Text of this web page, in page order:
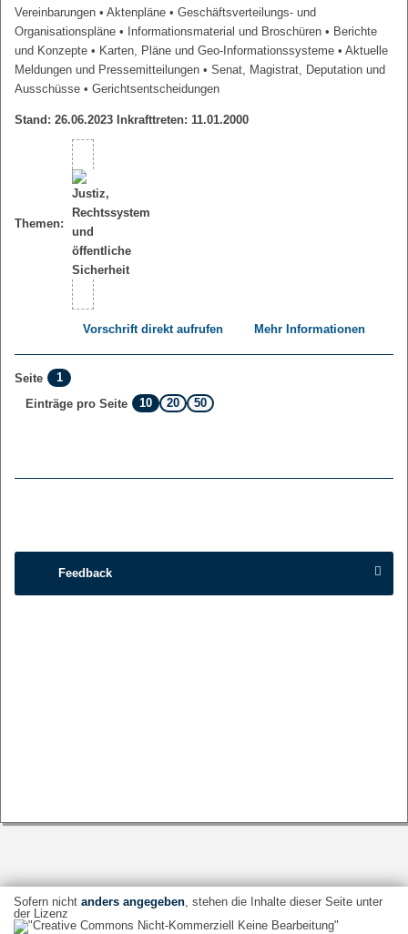
Vereinbarungen • Aktenpläne • Geschäftsverteilungs- und
Organisationspläne • Informationsmaterial und Broschüren • Berichte
und Konzepte • Karten, Pläne und Geo-Informationssysteme • Aktuelle
Meldungen und Pressemitteilungen • Senat, Magistrat, Deputation und
Ausschüsse • Gerichtsentscheidungen
Stand: 26.06.2023 Inkrafttreten: 11.01.2000
Themen:
Vorschrift direkt aufrufen Mehr Informationen
Seite
1
Einträge pro Seite
10 20 50
Feedback
Sofern nicht anders angegeben, stehen die Inhalte dieser Seite unter
der Lizenz